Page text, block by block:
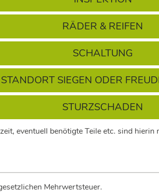
RÄDER & REIFEN
SCHALTUNG
STANDORT SIEGEN ODER
STURZSCHADEN
eventuell benötigte Teile etc. sind
Mehrwertsteuer.